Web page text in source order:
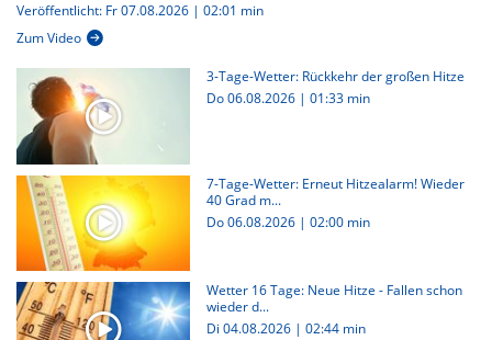
Veröffentlicht: Fr 07.08.2026 | 02:01 min
Zum Video
3-Tage-Wetter: Rückkehr der großen Hitze
Do 06.08.2026 | 01:33 min
7-Tage-Wetter: Erneut Hitzealarm! Wieder
40 Grad m...
Do 06.08.2026 | 02:00 min
Wetter 16 Tage: Neue Hitze - Fallen schon
wieder d...
Di 04.08.2026 | 02:44 min